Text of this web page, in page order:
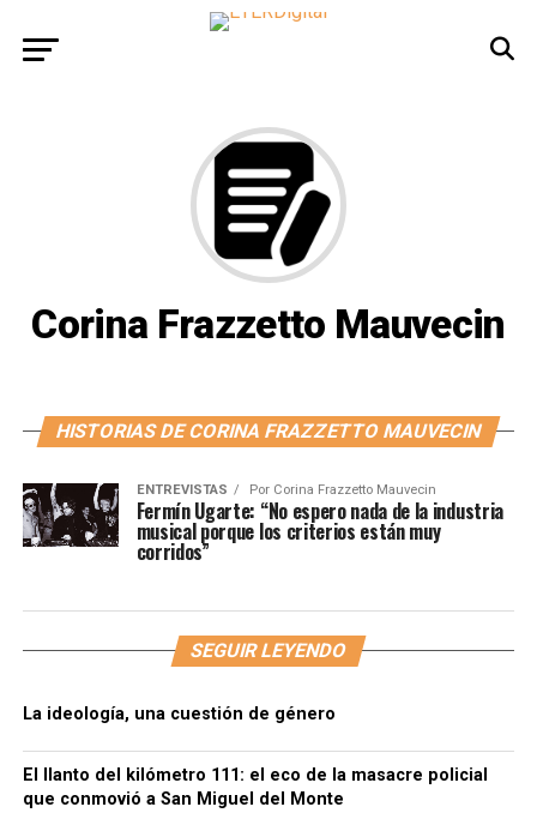
Corina Frazzetto Mauvecin
HISTORIAS DE CORINA FRAZZETTO MAUVECIN
ENTREVISTAS Por Corina Frazzetto Mauvecin
Fermín Ugarte: “No espero nada de la industria
musical porque los criterios están muy
corridos”
SEGUIR LEYENDO
La ideología, una cuestión de género
El llanto del kilómetro 111: el eco de la masacre policial
que conmovió a San Miguel del Monte